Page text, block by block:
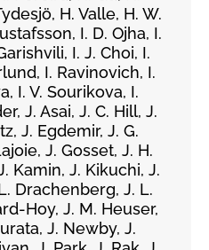
H. Valle, H. W.
I. D. Ojha, I.
I. J. Choi, I.
I. Ravinovich, I.
I. V. Sourikova, I.
J. Asai, J. C. Hill, J.
J. Egdemir, J. G.
J. Gosset, J. H.
Kamin, J. Kikuchi, J.
Drachenberg, J. L.
Hoy, J. M. Heuser,
J. Newby, J.